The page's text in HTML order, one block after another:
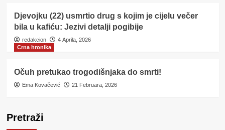
Djevojku (22) usmrtio drug s kojim je cijelu večer
bila u kafiću: Jezivi detalji pogibije
redakcion
4 Aprila, 2026
Crna hronika
Očuh pretukao trogodišnjaka do smrti!
Ema Kovačević 21 Februara, 2026
Pretraži